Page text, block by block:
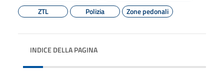
ZTL
Polizia Zone pedonali
INDICE DELLA PAGINA